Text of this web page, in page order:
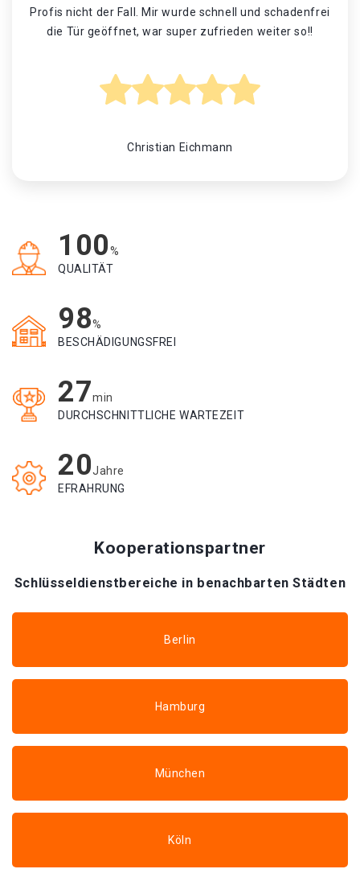
Profis nicht der Fall. Mir wurde schnell und schadenfrei
die Tür geöffnet, war super zufrieden weiter so!!
Christian Eichmann
100%
QUALITÄT
98%
BESCHÄDIGUNGSFREI
27min
DURCHSCHNITTLICHE WARTEZEIT
20Jahre
EFRAHRUNG
Kooperationspartner
Schlüsseldienstbereiche in benachbarten Städten
Berlin
Hamburg
München
Köln